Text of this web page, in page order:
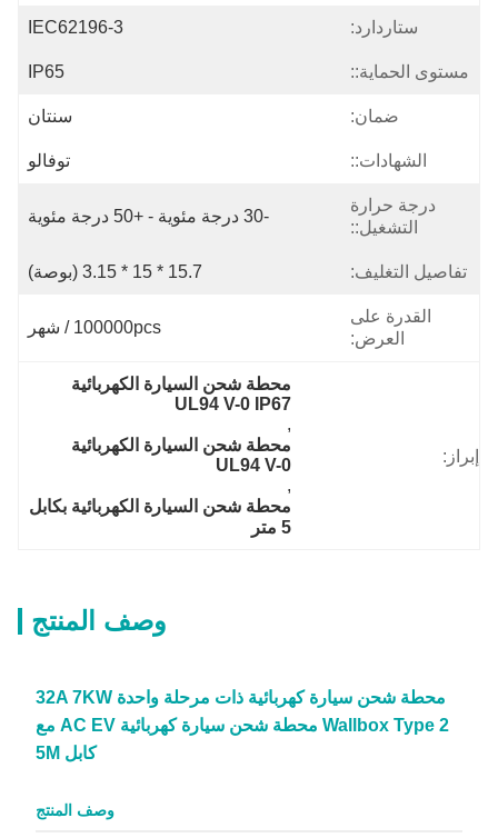
ستاردارد: IEC62196-3
مستوى الحماية:: IP65
ضمان: سنتان
الشهادات:: توفالو
درجة حرارة
التشغيل::
تفاصيل التغليف: 15.7 * 15 * 3.15 (بوصة)
القدرة على
العرض:
100000pcs / شهر
إبراز:
محطة شحن السيارة الكهربائية
UL94 V-0 IP67
,
محطة شحن السيارة الكهربائية
UL94 V-0
,
محطة شحن السيارة الكهربائية بكابل
5 متر
وصف المنتج
محطة شحن سيارة كهربائية ذات مرحلة واحدة 32A 7KW
Wallbox Type 2 محطة شحن سيارة كهربائية AC EV مع
كابل 5M
وصف المنتج